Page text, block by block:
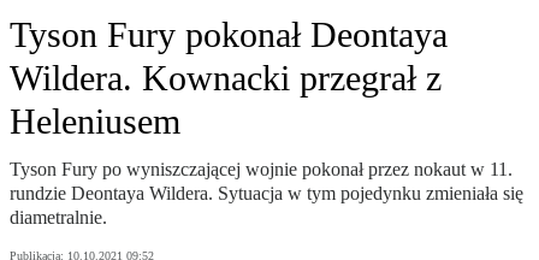
Tyson Fury pokonał Deontaya
Wildera. Kownacki przegrał z
Heleniusem
Tyson Fury po wyniszczającej wojnie pokonał przez nokaut w 11.
rundzie Deontaya Wildera. Sytuacja w tym pojedynku zmieniała się
diametralnie.
Publikacja: 10.10.2021 09:52